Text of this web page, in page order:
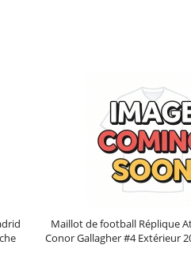
Maillot de football Réplique
Conor Gallagher #4 Extérieur